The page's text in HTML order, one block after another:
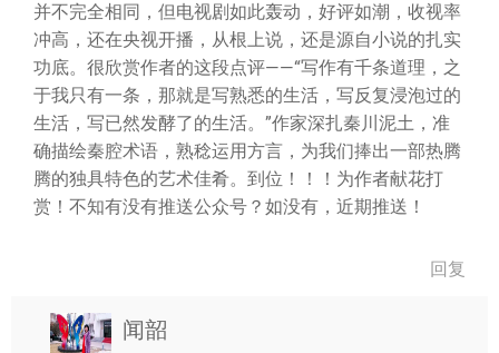
并不完全相同，但电视剧如此轰动，好评如潮，收视率
冲高，还在央视开播，从根上说，还是源自小说的扎实
功底。很欣赏作者的这段点评——“写作有千条道理，之
于我只有一条，那就是写熟悉的生活，写反复浸泡过的
生活，写已然发酵了的生活。”作家深扎秦川泥土，准
确描绘秦腔术语，熟稔运用方言，为我们捧出一部热腾
腾的独具特色的艺术佳肴。到位！！！为作者献花打
赏！不知有没有推送公众号？如没有，近期推送！
回复
闻韶